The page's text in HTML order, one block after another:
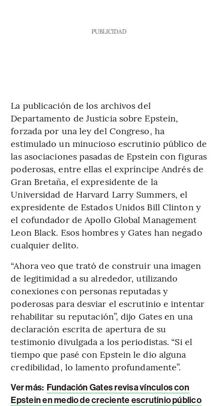
PUBLICIDAD
La publicación de los archivos del
Departamento de Justicia sobre Epstein,
forzada por una ley del Congreso, ha
estimulado un minucioso escrutinio público de
las asociaciones pasadas de Epstein con figuras
poderosas, entre ellas el expríncipe Andrés de
Gran Bretaña, el expresidente de la
Universidad de Harvard Larry Summers, el
expresidente de Estados Unidos Bill Clinton y
el cofundador de Apollo Global Management
Leon Black. Esos hombres y Gates han negado
cualquier delito.
“Ahora veo que trató de construir una imagen
de legitimidad a su alrededor, utilizando
conexiones con personas reputadas y
poderosas para desviar el escrutinio e intentar
rehabilitar su reputación”, dijo Gates en una
declaración escrita de apertura de su
testimonio divulgada a los periodistas. “Si el
tiempo que pasé con Epstein le dio alguna
credibilidad, lo lamento profundamente”.
Ver más: Fundación Gates revisa vínculos con
Epstein en medio de creciente escrutinio público